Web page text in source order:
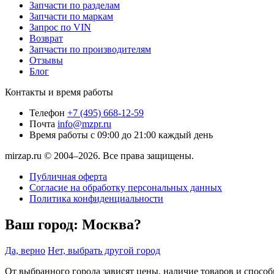
Запчасти по разделам
Запчасти по маркам
Запрос по VIN
Возврат
Запчасти по производителям
Отзывы
Блог
Контакты и время работы
Телефон +7 (495) 668-12-59
Почта info@mzpr.ru
Время работы с 09:00 до 21:00 каждый день
mirzap.ru © 2004–2026. Все права защищены.
Публичная оферта
Согласие на обработку персональных данных
Политика конфиденциальности
Ваш город: Москва?
Да, верно Нет, выбрать другой город
От выбранного города зависят цены, наличие товаров и